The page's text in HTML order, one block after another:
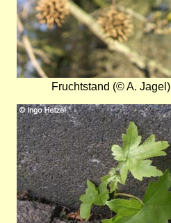
Fruchtstand (© A. Jagel)
Bild